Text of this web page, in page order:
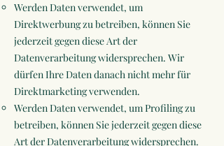
Werden Daten verwendet, um
Direktwerbung zu betreiben, können Sie
jederzeit gegen diese Art der
Datenverarbeitung widersprechen. Wir
dürfen Ihre Daten danach nicht mehr für
Direktmarketing verwenden.
Werden Daten verwendet, um Profiling zu
betreiben, können Sie jederzeit gegen diese
Art der Datenverarbeitung widersprechen.